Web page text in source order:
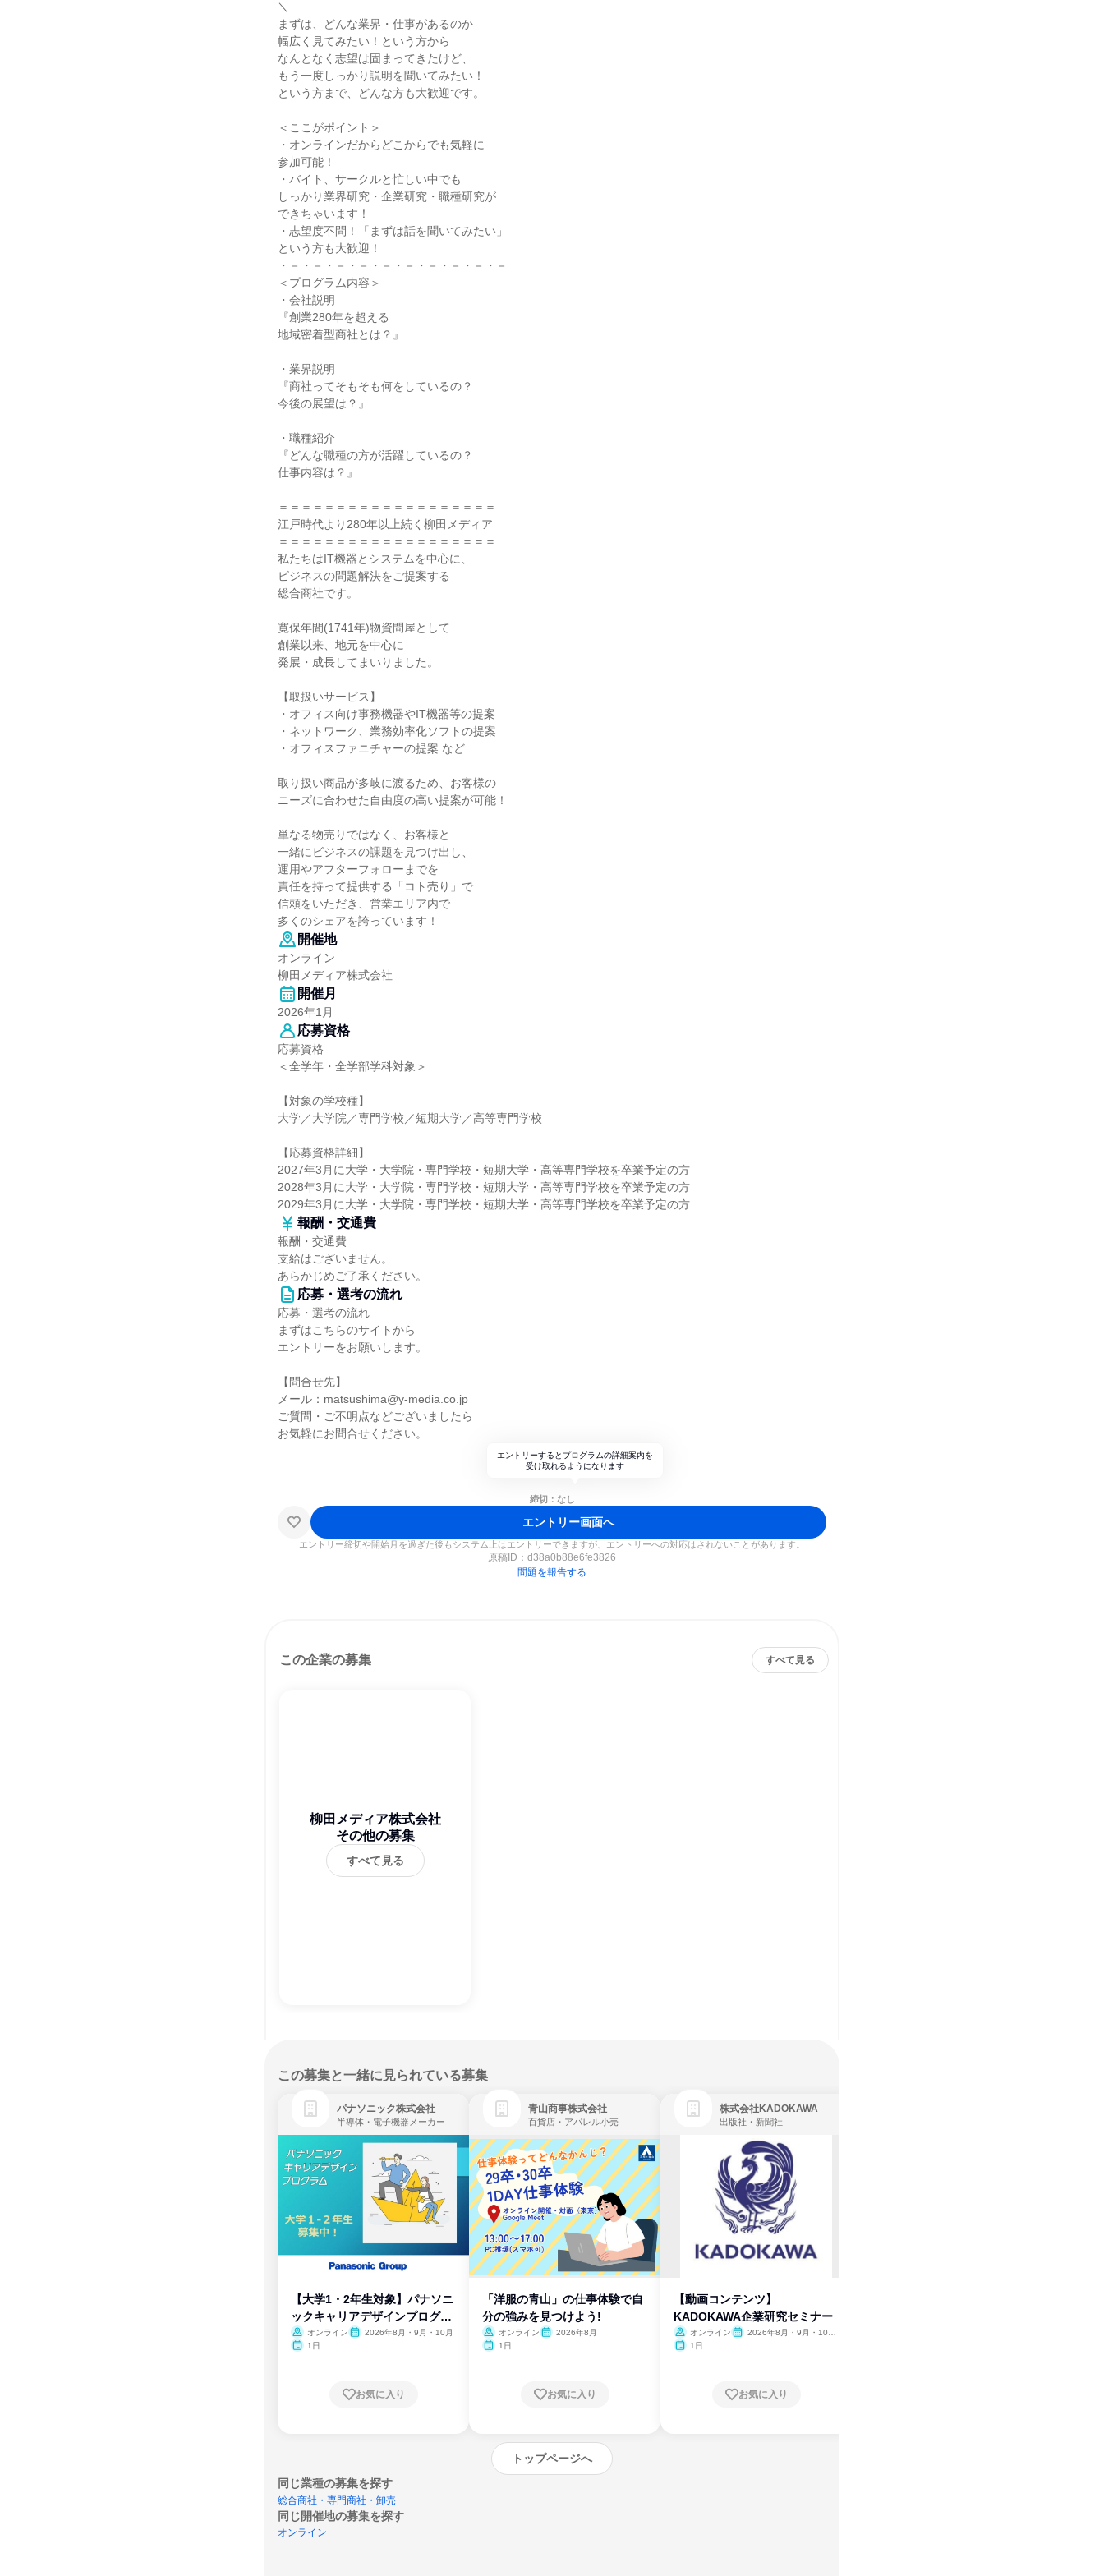
＼
まずは、どんな業界・仕事があるのか
幅広く見てみたい！という方から
なんとなく志望は固まってきたけど、
もう一度しっかり説明を聞いてみたい！
という方まで、どんな方も大歓迎です。
＜ここがポイント＞
・オンラインだからどこからでも気軽に
参加可能！
・バイト、サークルと忙しい中でも
しっかり業界研究・企業研究・職種研究が
できちゃいます！
・志望度不問！「まずは話を聞いてみたい」
という方も大歓迎！
・－・－・－・－・－・－・－・－・－・－
＜プログラム内容＞
・会社説明
『創業280年を超える
地域密着型商社とは？』
・業界説明
『商社ってそもそも何をしているの？
今後の展望は？』
・職種紹介
『どんな職種の方が活躍しているの？
仕事内容は？』
＝＝＝＝＝＝＝＝＝＝＝＝＝＝＝＝＝＝＝
江戸時代より280年以上続く柳田メディア
＝＝＝＝＝＝＝＝＝＝＝＝＝＝＝＝＝＝＝
私たちはIT機器とシステムを中心に、
ビジネスの問題解決をご提案する
総合商社です。
寛保年間(1741年)物資問屋として
創業以来、地元を中心に
発展・成長してまいりました。
【取扱いサービス】
・オフィス向け事務機器やIT機器等の提案
・ネットワーク、業務効率化ソフトの提案
・オフィスファニチャーの提案 など
取り扱い商品が多岐に渡るため、お客様の
ニーズに合わせた自由度の高い提案が可能！
単なる物売りではなく、お客様と
一緒にビジネスの課題を見つけ出し、
運用やアフターフォローまでを
責任を持って提供する「コト売り」で
信頼をいただき、営業エリア内で
多くのシェアを誇っています！
開催地
オンライン
柳田メディア株式会社
開催月
2026年1月
応募資格
応募資格
＜全学年・全学部学科対象＞
【対象の学校種】
大学／大学院／専門学校／短期大学／高等専門学校
【応募資格詳細】
2027年3月に大学・大学院・専門学校・短期大学・高等専門学校を卒業予定の方
2028年3月に大学・大学院・専門学校・短期大学・高等専門学校を卒業予定の方
2029年3月に大学・大学院・専門学校・短期大学・高等専門学校を卒業予定の方
報酬・交通費
報酬・交通費
支給はございません。
あらかじめご了承ください。
応募・選考の流れ
応募・選考の流れ
まずはこちらのサイトから
エントリーをお願いします。
【問合せ先】
メール：matsushima@y-media.co.jp
ご質問・ご不明点などございましたら
お気軽にお問合せください。
エントリーするとプログラムの詳細案内を
受け取れるようになります
締切：なし
エントリー画面へ
エントリー締切や開始月を過ぎた後もシステム上はエントリーできますが、エントリーへの対応はされないことがあります。
原稿ID： d38a0b88e6fe3826
問題を報告する
この企業の募集 すべて見る
柳田メディア株式会社
その他の募集
すべて見る
この募集と一緒に見られている募集
パナソニック株式会社
半導体・電子機器メーカー
【大学1・2年生対象】パナソニ
ックキャリアデザインプログラ
ム
オンライン
2026年8月・9月・10月
1日
お気に入り
青山商事株式会社
百貨店・アパレル小売
「洋服の青山」の仕事体験で自
分の強みを見つけよう!
オンライン
2026年8月
1日
お気に入り
株式会社KADOKAWA
出版社・新聞社
【動画コンテンツ】
KADOKAWA企業研究セミナー
オンライン
2026年8月・9月・10
1日
お気に入り
トップページへ
同じ業種の募集を探す
総合商社・専門商社・卸売
同じ開催地の募集を探す
オンライン